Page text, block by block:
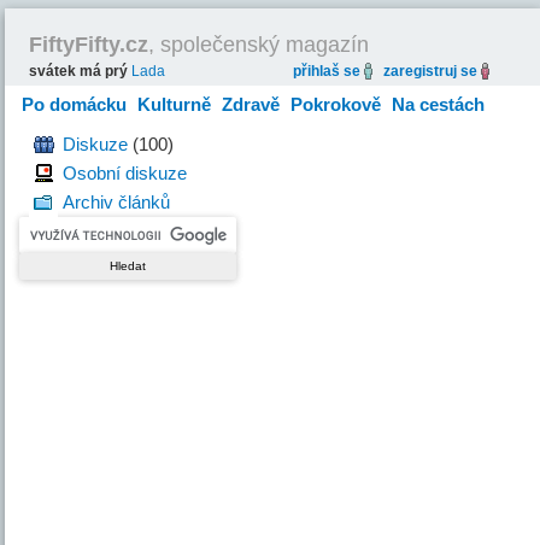
FiftyFifty.cz, společenský magazín
svátek má prý Lada přihlaš se zaregistruj se
Po domácku Kulturně Zdravě Pokrokově Na cestách
HravěDiskuze (100)
Osobní diskuze
Archiv článků